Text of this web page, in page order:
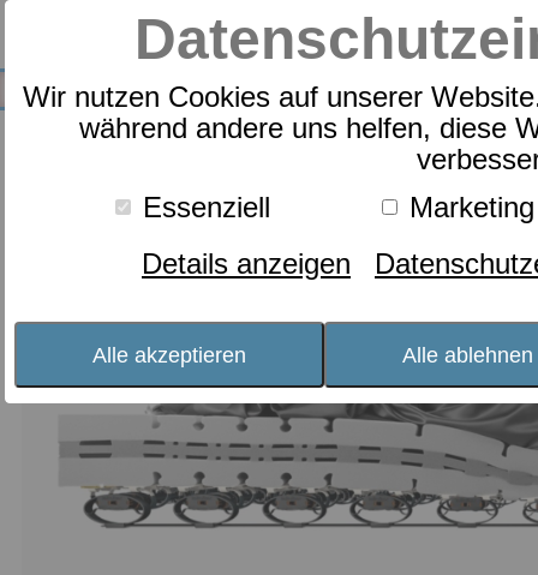
Wir nutzen Cookies auf unserer
während andere uns helfen, diese
Essenziell
Marketing
Details anzeigen
Alle akzeptieren Alle ablehnen
Produkte Lattoflex 0 Produkte
Lattoflex
nicht auch Ihr Wunsch?